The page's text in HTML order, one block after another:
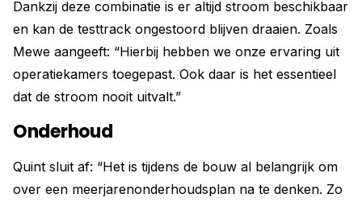
Dankzij deze combinatie is er altijd stroom beschikbaar
en kan de testtrack ongestoord blijven draaien. Zoals
Mewe aangeeft: “Hierbij hebben we onze ervaring uit
operatiekamers toegepast. Ook daar is het essentieel
dat de stroom nooit uitvalt.”
Onderhoud
Quint sluit af: “Het is tijdens de bouw al belangrijk om
over een meerjarenonderhoudsplan na te denken. Zo